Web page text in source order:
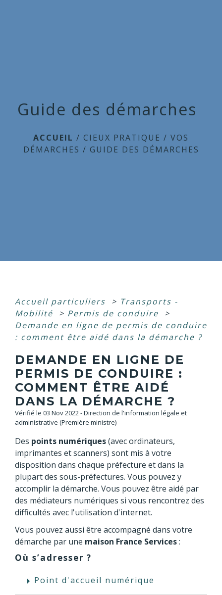
Guide des démarches
ACCUEIL / CIEUX PRATIQUE / VOS
DÉMARCHES / GUIDE DES DÉMARCHES
Accueil particuliers > Transports -
Mobilité
> Permis de conduire
>
Demande en ligne de permis de conduire
: comment être aidé dans la démarche ?
DEMANDE EN LIGNE DE
PERMIS DE CONDUIRE :
COMMENT ÊTRE AIDÉ
DANS LA DÉMARCHE ?
Vérifié le 03 Nov 2022 - Direction de l'information légale et
administrative (Première ministre)
Des points numériques(avec ordinateurs,
imprimantes et scanners) sont mis à votre
disposition dans chaque préfecture et dans la
plupart des sous-préfectures. Vous pouvez y
accomplir la démarche. Vous pouvez être aidé par
des médiateurs numériques si vous rencontrez des
difficultés avec l'utilisation d'internet.
Vous pouvez aussi être accompagné dans votre
démarche par une maison France Services:
Où s’adresser ?
arrow_right Point d'accueil numérique